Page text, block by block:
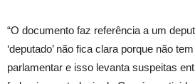
“O documento faz referência a um
‘deputado’ não fica clara porque não
parlamentar e isso levanta suspeitas